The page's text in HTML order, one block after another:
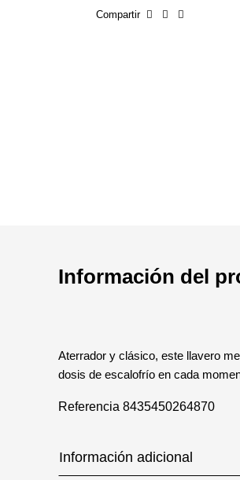
Compartir
Información del
Aterrador y clásico, este llavero
dosis de escalofrío en cada
Referencia 8435450264870
Información adicional